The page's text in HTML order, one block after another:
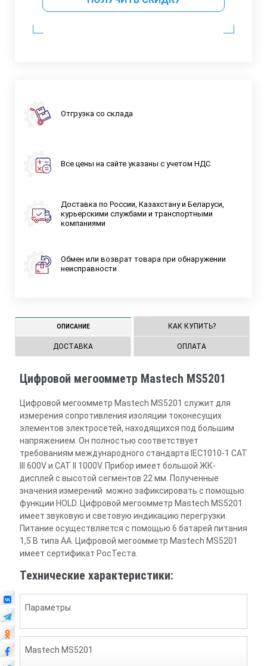
Отгрузка со склада
Все цены на сайте указаны с учетом НДС
Доставка по России, Казахстану и Беларуси,
курьерскими службами и транспортными
компаниями
Обмен или возврат товара при обнаружении
неисправности
ОПИСАНИЕ КАК КУПИТЬ?
ДОСТАВКА ОПЛАТА
Цифровой мегоомметр Mastech MS5201
Цифровой мегоомметр Mastech MS5201 служит для
измерения сопротивления изоляции токонесущих
элементов электросетей, находящихся под большим
напряжением. Он полностью соответствует
требованиям международного стандарта IEC1010-1 CAT
III 600V и CAT II 1000V. Прибор имеет большой ЖК-
дисплей с высотой сегментов 22 мм. Полученные
значения измерений можно зафиксировать с помощью
функции HOLD. Цифровой мегоомметр Mastech MS5201
имеет звуковую и световую индикацию перегрузки.
Питание осуществляется с помощью 6 батарей питания
1,5 В типа АА. Цифровой мегоомметр Mastech MS5201
имеет сертификат РосТеста.
Технические характеристики:
Параметры
Mastech MS5201